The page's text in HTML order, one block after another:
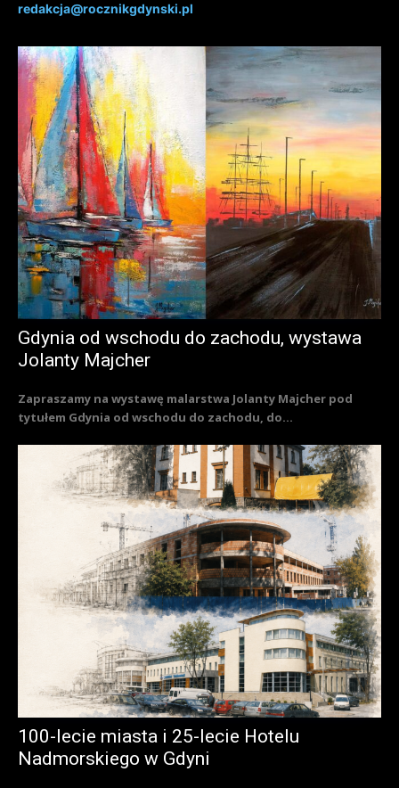
redakcja@rocznikgdynski.pl
Gdynia od wschodu do zachodu, wystawa
Jolanty Majcher
Zapraszamy na wystawę malarstwa Jolanty Majcher pod
tytułem Gdynia od wschodu do zachodu, do...
100-lecie miasta i 25-lecie Hotelu
Nadmorskiego w Gdyni